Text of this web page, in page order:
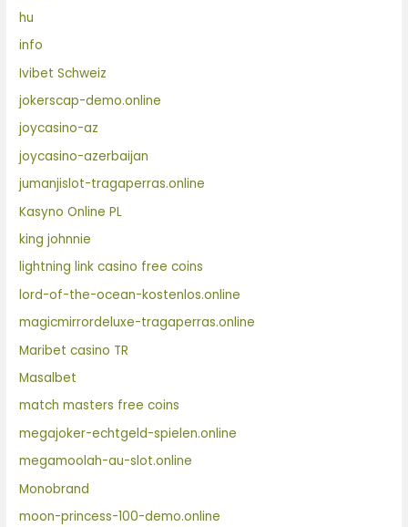
hu
info
Ivibet Schweiz
jokerscap-demo.online
joycasino-az
joycasino-azerbaijan
jumanjislot-tragaperras.online
Kasyno Online PL
king johnnie
lightning link casino free coins
lord-of-the-ocean-kostenlos.online
magicmirrordeluxe-tragaperras.online
Maribet casino TR
Masalbet
match masters free coins
megajoker-echtgeld-spielen.online
megamoolah-au-slot.online
Monobrand
moon-princess-100-demo.online